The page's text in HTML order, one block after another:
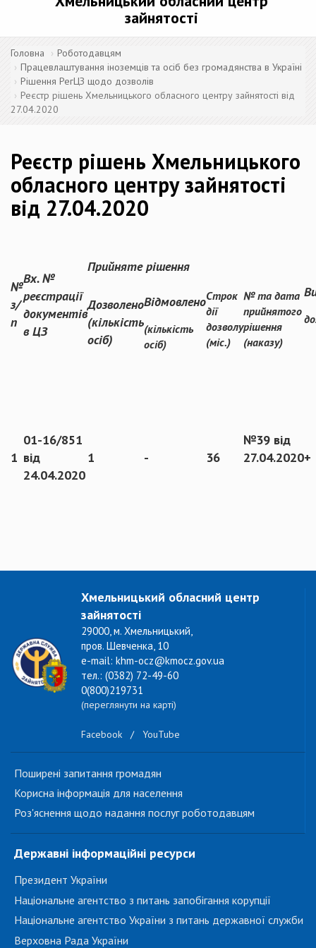
зайнятості
Головна
Роботодавцям
Працевлаштування іноземців та осіб без громадянства в Україні
Рішення РегЦЗ щодо дозволів
Реєстр рішень Хмельницького обласного центру зайнятості від
27.04.2020
Реєстр рішень Хмельницького
обласного центру зайнятості
від 27.04.2020
№
з/
п
Вх. №
реєстрації
документів
в ЦЗ
Прийняте рішення
Строк
дії
дозволу
(міс.)
№ та дата
прийнятого
рішення
(наказу)
Дозволено
(кількість
осіб)
Відмовлено
(кількість
осіб)
1
01-16/851
від
24.04.2020
1 - 36
№39 від
27.04.2020+
Хмельницький обласний центр
зайнятості
29000, м. Хмельницький,
пров. Шевченка, 10
e-mail: khm-ocz@kmocz.gov.ua
тел.: (0382) 72-49-60
0(800)219731
(переглянути на карті)
Facebook / YouTube
Поширені запитання громадян
Корисна інформація для населення
Роз'яснення щодо надання послуг роботодавцям
Державні інформаційні ресурси
Президент України
Національне агентство з питань запобігання корупції
Національне агентство України з питань державної служби
Верховна Рада України